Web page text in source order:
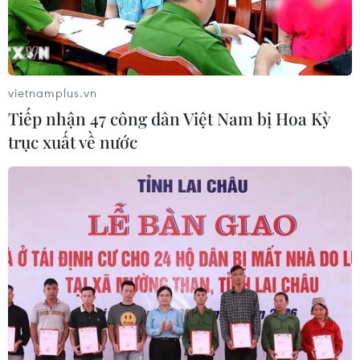
“Bông hồng lai” Emoura Phạm đăng
quang Miss Grand Vietnam 2026
31/07/2026 22:19
FAHASA và iiGEN mang “thế
giới nhân vật” đến mùa tựu trường
Nhan sắc Yến Nhi trước "giờ G" trao
lại vương miện cho người kế nhiệm
31/07/2026 05:27
vietnamplus.vn
Tiếp nhận 47 công dân Việt Nam bị Hoa Kỳ
trục xuất về nước